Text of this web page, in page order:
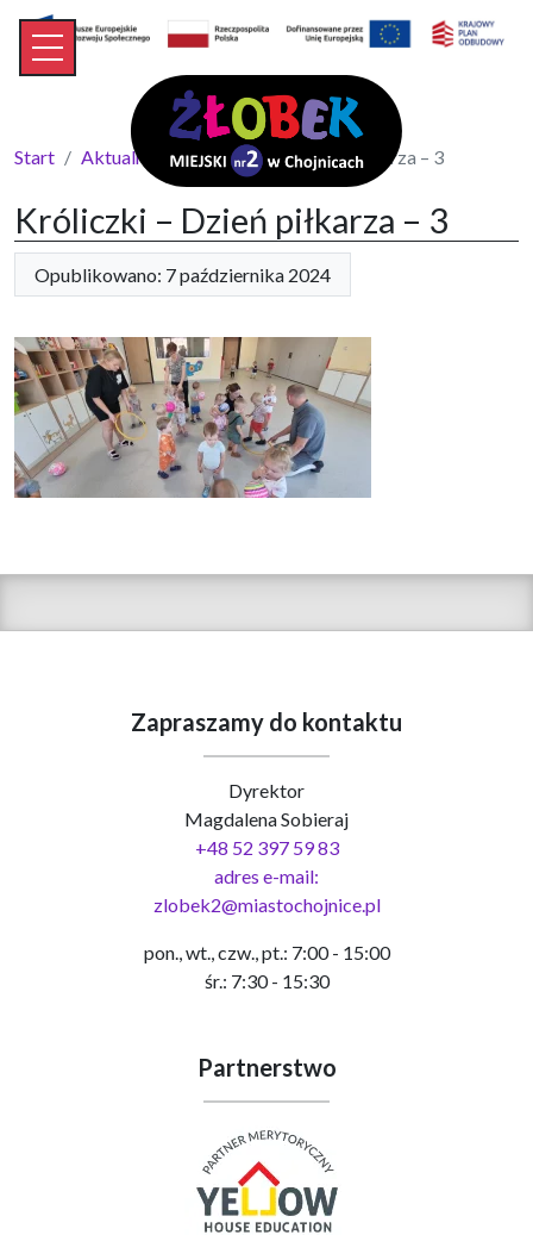
Start Aktualności Króliczki – Dzień piłkarza – 3
Króliczki – Dzień piłkarza – 3
Opublikowano: 7 października 2024
Zapraszamy do kontaktu
Dyrektor
Magdalena Sobieraj
+48 52 397 59 83
adres e-mail:
zlobek2@miastochojnice.pl
pon., wt., czw., pt.: 7:00 - 15:00
śr.: 7:30 - 15:30
Partnerstwo